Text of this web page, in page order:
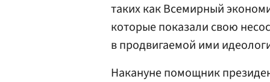
таких как Всемирный
которые показали свою
в продвигаемой ими
Накануне помощник